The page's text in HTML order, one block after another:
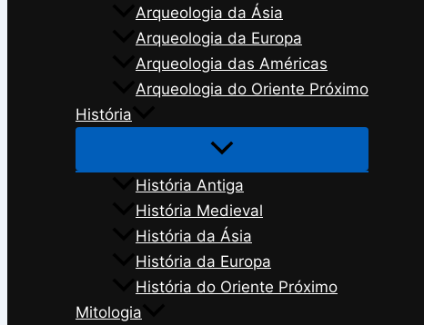
Arqueologia da Ásia
Arqueologia da Europa
Arqueologia das Américas
Arqueologia do Oriente Próximo
História
História Antiga
História Medieval
História da Ásia
História da Europa
História do Oriente Próximo
Mitologia